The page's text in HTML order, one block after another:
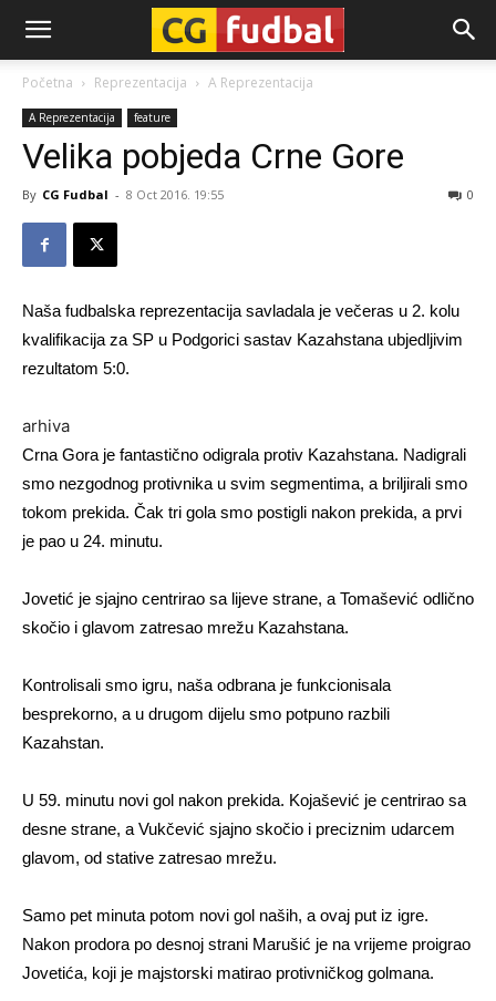
CG-
Fudbal
Početna Reprezentacija A Reprezentacija
A Reprezentacija feature
Velika pobjeda Crne Gore
By CG Fudbal - 8 Oct 2016. 19:55 0
Naša fudbalska reprezentacija savladala je večeras u 2. kolu
kvalifikacija za SP u Podgorici sastav Kazahstana ubjedljivim
rezultatom 5:0.
arhiva
Crna Gora je fantastično odigrala protiv Kazahstana. Nadigrali
smo nezgodnog protivnika u svim segmentima, a briljirali smo
tokom prekida. Čak tri gola smo postigli nakon prekida, a prvi
je pao u 24. minutu.
Jovetić je sjajno centrirao sa lijeve strane, a Tomašević odlično
skočio i glavom zatresao mrežu Kazahstana.
Kontrolisali smo igru, naša odbrana je funkcionisala
besprekorno, a u drugom dijelu smo potpuno razbili
Kazahstan.
U 59. minutu novi gol nakon prekida. Kojašević je centrirao sa
desne strane, a Vukčević sjajno skočio i preciznim udarcem
glavom, od stative zatresao mrežu.
Samo pet minuta potom novi gol naših, a ovaj put iz igre.
Nakon prodora po desnoj strani Marušić je na vrijeme proigrao
Jovetića, koji je majstorski matirao protivničkog golmana.